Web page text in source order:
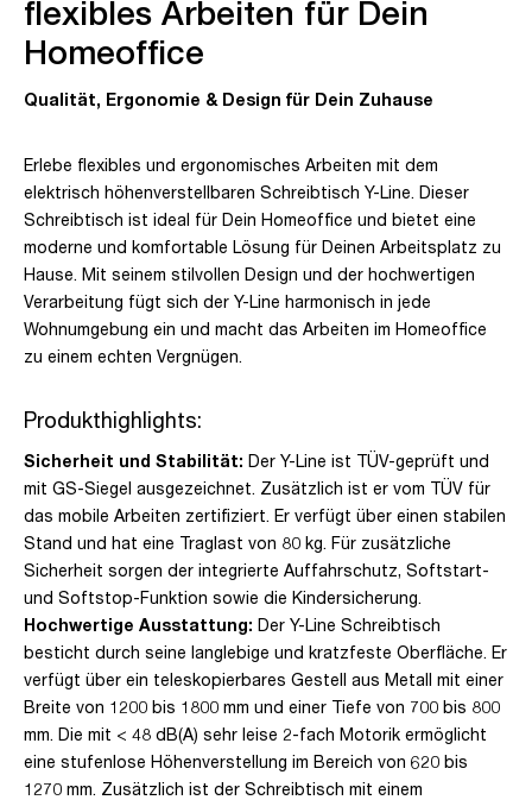
flexibles Arbeiten für Dein
Homeoffice
Qualität, Ergonomie & Design für Dein Zuhause
Erlebe flexibles und ergonomisches Arbeiten mit dem
elektrisch höhenverstellbaren Schreibtisch Y-Line. Dieser
Schreibtisch ist ideal für Dein Homeoffice und bietet eine
moderne und komfortable Lösung für Deinen Arbeitsplatz zu
Hause. Mit seinem stilvollen Design und der hochwertigen
Verarbeitung fügt sich der Y-Line harmonisch in jede
Wohnumgebung ein und macht das Arbeiten im Homeoffice
zu einem echten Vergnügen.
Produkthighlights:
Sicherheit und Stabilität: Der Y-Line ist TÜV-geprüft und
mit GS-Siegel ausgezeichnet. Zusätzlich ist er vom TÜV für
das mobile Arbeiten zertifiziert. Er verfügt über einen stabilen
Stand und hat eine Traglast von 80 kg. Für zusätzliche
Sicherheit sorgen der integrierte Auffahrschutz, Softstart-
und Softstop-Funktion sowie die Kindersicherung.
Hochwertige Ausstattung: Der Y-Line Schreibtisch
besticht durch seine langlebige und kratzfeste Oberfläche. Er
verfügt über ein teleskopierbares Gestell aus Metall mit einer
Breite von 1200 bis 1800 mm und einer Tiefe von 700 bis 800
mm. Die mit < 48 dB(A) sehr leise 2-fach Motorik ermöglicht
eine stufenlose Höhenverstellung im Bereich von 620 bis
1270 mm. Zusätzlich ist der Schreibtisch mit einem